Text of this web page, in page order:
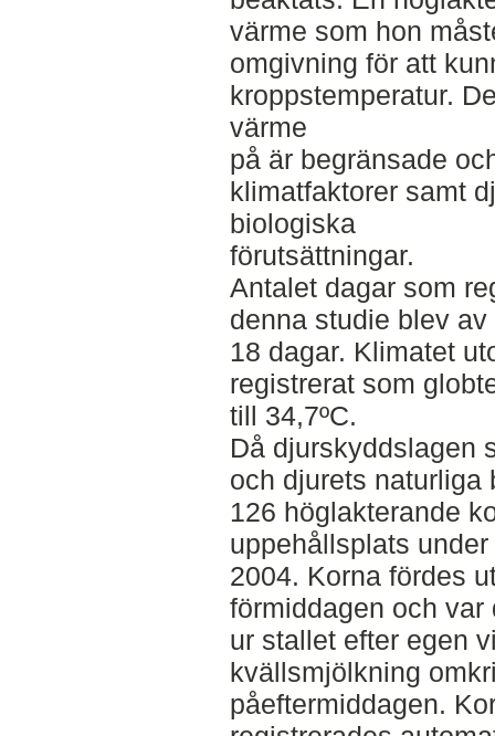
värme som hon
omgivning för att
kroppstemperatur.
värme
på är begränsade
klimatfaktorer samt
biologiska
förutsättningar.
Antalet dagar som
denna studie blev
18 dagar. Klimatet
registrerat som
till 34,7ºC.
Då djurskyddslagen
och djurets naturliga
126 höglakterande
uppehållsplats
2004. Korna fördes
förmiddagen och
ur stallet efter egen
kvällsmjölkning
påeftermiddagen.